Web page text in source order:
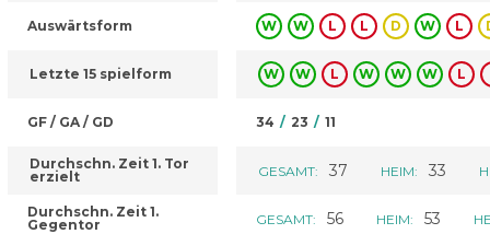
Auswärtsform
Letzte 15 spielform
GF / GA / GD
Durchschn. Zeit 1. Tor
erzielt
Durchschn. Zeit 1.
Gegentor
W W L L D W L
W W L W W W L
34 / 23 / 11
GESAMT: 37 HEIM: 33
GESAMT: 56 HEIM: 53